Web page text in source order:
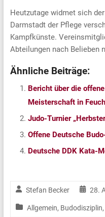
Heutzutage widmet sich
Darmstadt der Pflege
Kampfkünste.
Abteilungen nach Belieben
Ähnliche Beiträge:
Bericht über die
Meisterschaft in
Judo-Turnier
Offene Deutsche
Deutsche DDK Kata-
Stefan Becker 28.
Allgemein, Budodisziplin,